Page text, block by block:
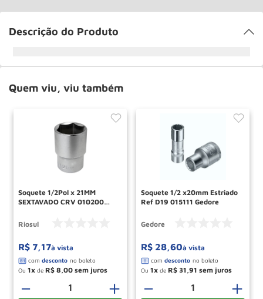
Descrição do Produto
Quem viu, viu também
Soquete 1/2Pol x 21MM
SEXTAVADO CRV 010200
Riosul
R$ 7,17à vista
Ou 1 de R$ 8,00
＋
－
Soquete 1/2 x20mm Estriado
Ref D19 015111 Gedore
Gedore
R$ 28,60à vista
Ou 1 de R$ 31,91
＋
－